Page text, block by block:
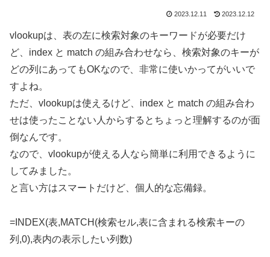
2023.12.11 2023.12.12
vlookupは、表の左に検索対象のキーワードが必要だけ
ど、index と match の組み合わせなら、検索対象のキーが
どの列にあってもOKなので、非常に使いかってがいいで
すよね。
ただ、vlookupは使えるけど、index と match の組み合わ
せは使ったことない人からするとちょっと理解するのが面
倒なんです。
なので、vlookupが使える人なら簡単に利用できるように
してみました。
と言い方はスマートだけど、個人的な忘備録。
=INDEX(表,MATCH(検索セル,表に含まれる検索キーの
列,0),表内の表示したい列数)